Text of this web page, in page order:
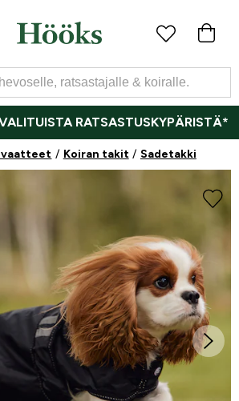
RATSASTUSKYPÄRISTÄ*
vaatteet Koiran takit Sadetakki